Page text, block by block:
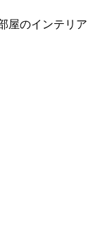
屋のインテリ